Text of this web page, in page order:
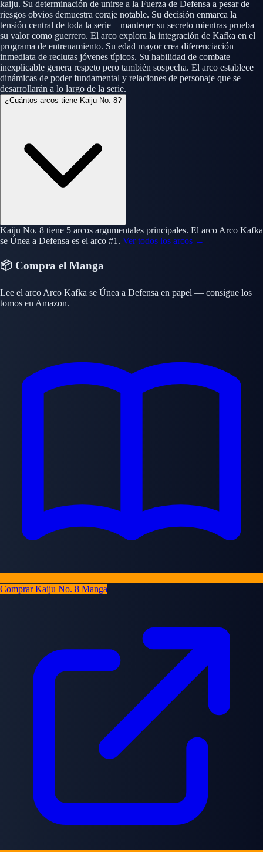
kaiju. Su determinación de unirse a la Fuerza de Defensa a pesar de
riesgos obvios demuestra coraje notable. Su decisión enmarca la
tensión central de toda la serie—mantener su secreto mientras prueba
su valor como guerrero. El arco explora la integración de Kafka en el
programa de entrenamiento. Su edad mayor crea diferenciación
inmediata de reclutas jóvenes típicos. Su habilidad de combate
inexplicable genera respeto pero también sospecha. El arco establece
dinámicas de poder fundamental y relaciones de personaje que se
desarrollarán a lo largo de la serie.
¿Cuántos arcos tiene Kaiju No. 8?
Kaiju No. 8 tiene 5 arcos argumentales principales. El arco Arco Kafka
se Únea a Defensa es el arco #1. Ver todos los arcos →
📦 Compra el Manga
Lee el arco Arco Kafka se Únea a Defensa en papel — consigue los
tomos en Amazon.
Comprar Kaiju No. 8 Manga